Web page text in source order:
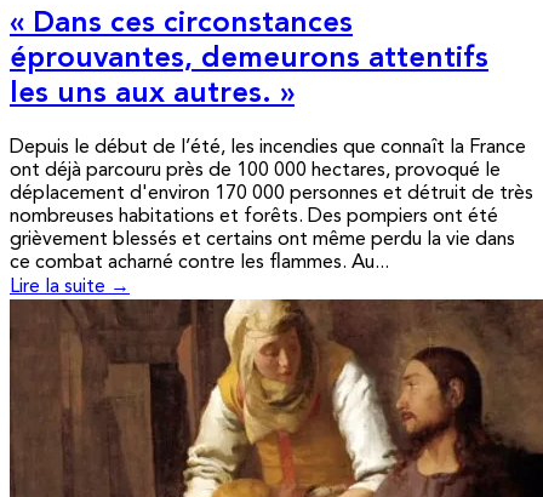
« Dans ces circonstances
éprouvantes, demeurons attentifs
les uns aux autres. »
Depuis le début de l’été, les incendies que connaît la France
ont déjà parcouru près de 100 000 hectares, provoqué le
déplacement d'environ 170 000 personnes et détruit de très
nombreuses habitations et forêts. Des pompiers ont été
grièvement blessés et certains ont même perdu la vie dans
ce combat acharné contre les flammes. Au...
Lire la suite →